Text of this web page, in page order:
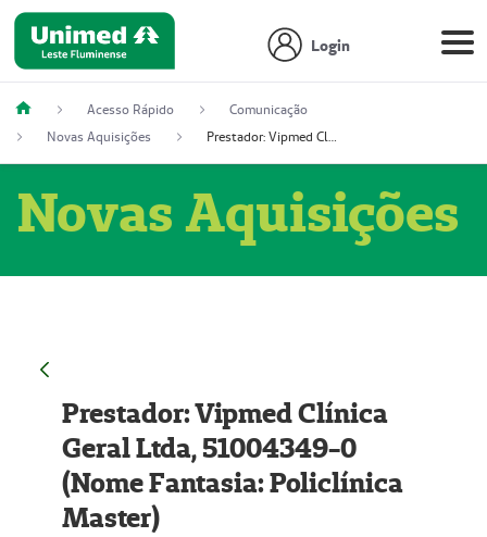
Login
Acesso Rápido
Comunicação
Novas Aquisições
Prestador: Vipmed Clínica Geral Ltda, 51004349-0 (Nome Fantasia: Policlínica Master)
Novas Aquisições
Prestador: Vipmed Clínica
Geral Ltda, 51004349-0
(Nome Fantasia: Policlínica
Master)